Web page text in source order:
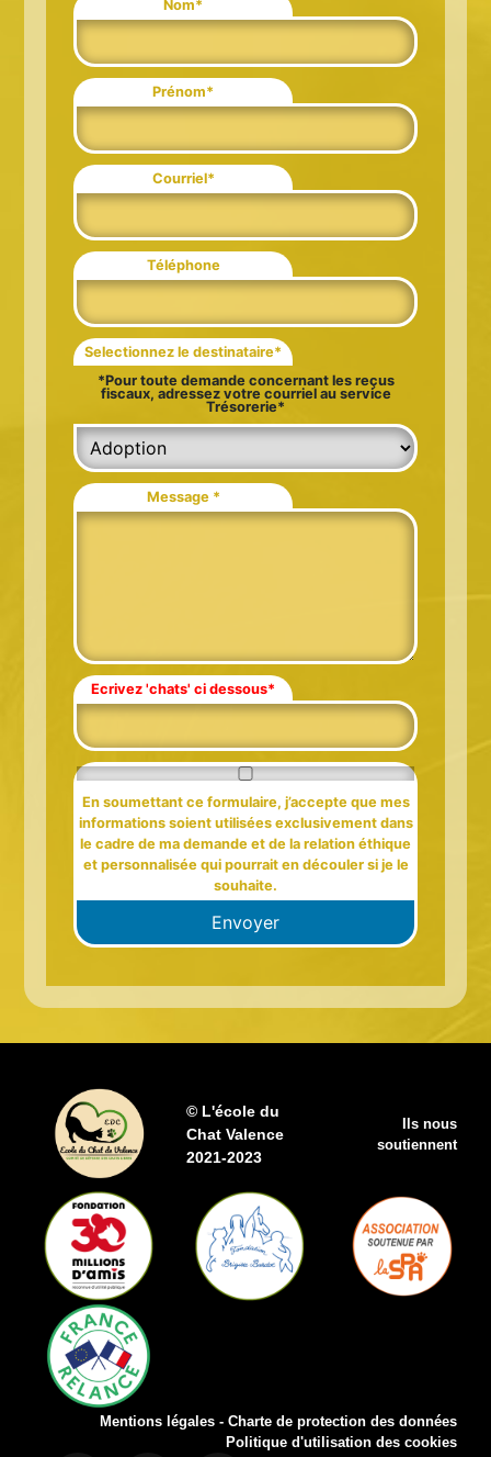
Nom*
Prénom*
Courriel*
Téléphone
Selectionnez le destinataire*
*Pour toute demande concernant les reçus
fiscaux, adressez votre courriel au service
Trésorerie*
Message *
Ecrivez 'chats' ci dessous*
En soumettant ce formulaire, j’accepte que mes
informations soient utilisées exclusivement dans
le cadre de ma demande et de la relation éthique
et personnalisée qui pourrait en découler si je le
souhaite.
Envoyer
© L'école du
Chat Valence
2021-2023
Ils nous
soutiennent
Mentions légales - Charte de protection des données
Politique d'utilisation des cookies